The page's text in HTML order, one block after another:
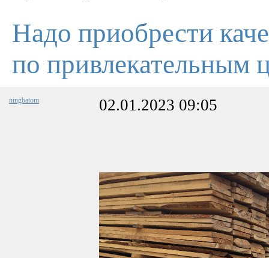
Надо приобрести
по привлекательным
ningbatom 02.01.2023 09:05